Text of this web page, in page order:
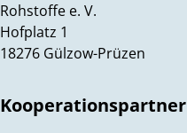
Rohstoffe e. V.
Hofplatz 1
18276 Gülzow-Prüzen
Kooperationspartner